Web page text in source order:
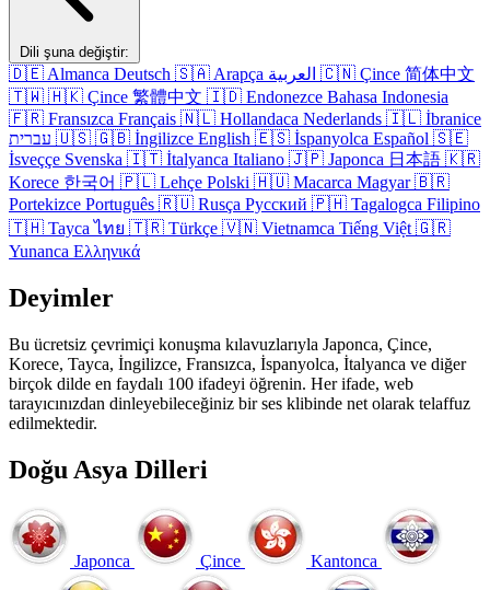
Dili şuna değiştir:
🇩🇪 Almanca Deutsch 🇸🇦 Arapça العربية 🇨🇳 Çince 简体中文
🇹🇼 🇭🇰 Çince 繁體中文 🇮🇩 Endonezce Bahasa Indonesia
🇫🇷 Fransızca Français 🇳🇱 Hollandaca Nederlands 🇮🇱 İbranice
עברית 🇺🇸 🇬🇧 İngilizce English 🇪🇸 İspanyolca Español 🇸🇪
İsveççe Svenska 🇮🇹 İtalyanca Italiano 🇯🇵 Japonca 日本語 🇰🇷
Korece 한국어 🇵🇱 Lehçe Polski 🇭🇺 Macarca Magyar 🇧🇷
Portekizce Português 🇷🇺 Rusça Русский 🇵🇭 Tagalogca Filipino
🇹🇭 Tayca ไทย 🇹🇷 Türkçe 🇻🇳 Vietnamca Tiếng Việt 🇬🇷
Yunanca Ελληνικά
Deyimler
Bu ücretsiz çevrimiçi konuşma kılavuzlarıyla Japonca, Çince,
Korece, Tayca, İngilizce, Fransızca, İspanyolca, İtalyanca ve diğer
birçok dilde en faydalı 100 ifadeyi öğrenin. Her ifade, web
tarayıcınızdan dinleyebileceğiniz bir ses klibinde net olarak telaffuz
edilmektedir.
Doğu Asya Dilleri
Japonca Çince Kantonca